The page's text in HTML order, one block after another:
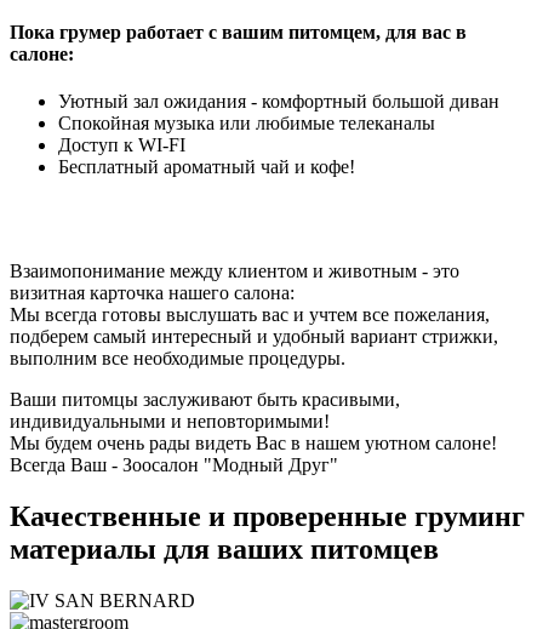
Пока грумер работает с вашим питомцем, для вас в
салоне:
Уютный зал ожидания - комфортный большой диван
Спокойная музыка или любимые телеканалы
Доступ к WI-FI
Бесплатный ароматный чай и кофе!
Взаимопонимание между клиентом и животным - это
визитная карточка нашего салона:
Мы всегда готовы выслушать вас и учтем все пожелания,
подберем самый интересный и удобный вариант стрижки,
выполним все необходимые процедуры.
Ваши питомцы заслуживают быть красивыми,
индивидуальными и неповторимыми!
Мы будем очень рады видеть Вас в нашем уютном салоне!
Всегда Ваш - Зоосалон "Модный Друг"
Качественные и проверенные груминг
материалы для ваших питомцев